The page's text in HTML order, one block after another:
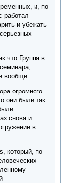
и, по
работал
и-убежать
что Группа в
вообще.
огромного
они были так
снова и
в
который, по